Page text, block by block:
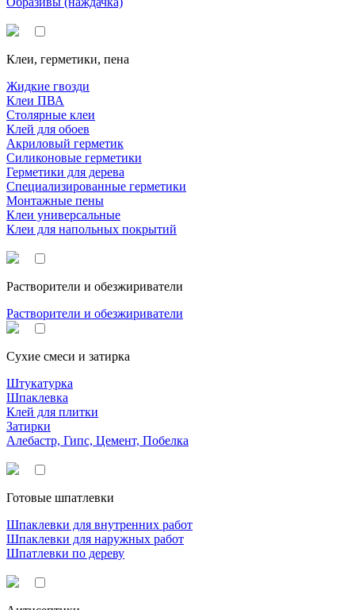
Клеи, герметики, пена
Жидкие гвозди
Клеи ПВА
Столярные клеи
Клей для обоев
Акриловый герметик
Силиконовые герметики
Герметики для дерева
Специализированные герметики
Монтажные пены
Клеи универсальные
Клеи для напольных покрытий
Растворители и обезжириватели
Растворители и обезжириватели
Сухие смеси и затирка
Штукатурка
Шпаклевка
Клей для плитки
Затирки
Алебастр, Гипс, Цемент, Побелка
Готовые шпатлевки
Шпаклевки для внутренних работ
Шпаклевки для наружных работ
Шпатлевки по дереву